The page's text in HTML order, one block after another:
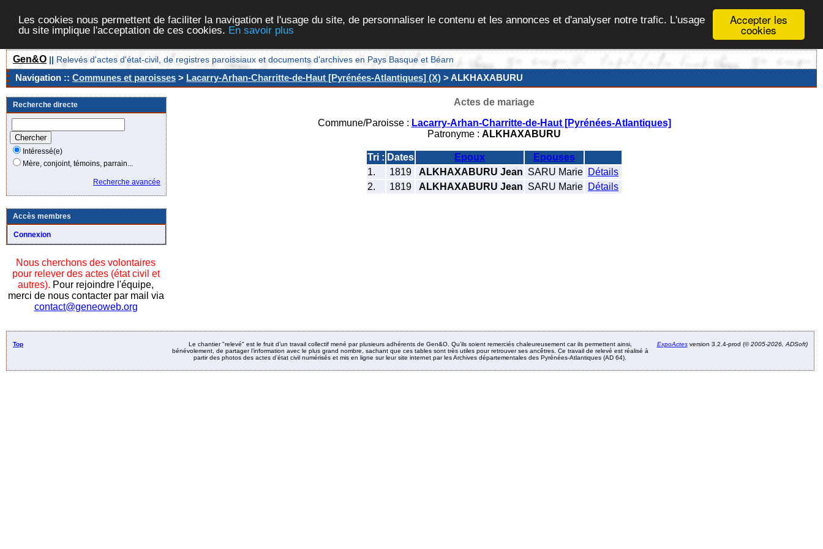
Accepter les
cookies
Les cookies nous permettent de faciliter la navigation et l'usage du site, de personnaliser le contenu et les annonces et d'analyser notre trafic. L'usage
du site implique l'acceptation de ces cookies. En savoir plus
Gen&O || Relevés d'actes d'état-civil, de registres paroissiaux et documents d'archives en Pays Basque et Béarn
Navigation :: Communes et paroisses > Lacarry-Arhan-Charritte-de-Haut [Pyrénées-Atlantiques] (X) > ALKHAXABURU
Recherche directe
Intéressé(e)
Mère, conjoint, témoins, parrain...
Recherche avancée
Accès membres
Connexion
Nous cherchons des volontaires
pour relever des actes (état civil et
autres). Pour rejoindre l'équipe,
merci de nous contacter par mail via
contact@geneoweb.org
Actes de mariage
Commune/Paroisse : Lacarry-Arhan-Charritte-de-Haut [Pyrénées-Atlantiques]
Patronyme : ALKHAXABURU
Tri : Dates Epoux
Epouses
1.
1819 ALKHAXABURU Jean SARU Marie Détails
2.
1819 ALKHAXABURU Jean SARU Marie Détails
Top
Le chantier "relevé" est le fruit d’un travail collectif mené par plusieurs adhérents de Gen&O. Qu’ils soient remerciés chaleureusement car ils permettent ainsi,
bénévolement, de partager l’information avec le plus grand nombre, sachant que ces tables sont très utiles pour retrouver ses ancêtres. Ce travail de relevé est réalisé à
partir des photos des actes d’état civil numérisés et mis en ligne sur leur site internet par les Archives départementales des Pyrénées-Atlantiques (AD 64).
ExpoActesversion 3.2.4-prod (©2005-2026, ADSoft)